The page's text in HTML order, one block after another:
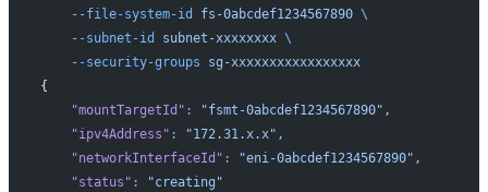
    --file-system-id
fs-0abcdef1234567890 \
    --subnet-id
subnet-xxxxxxxx \
    --security-groups
sg-xxxxxxxxxxxxxxxxx
{
    "mountTargetId"
:
"fsmt-0abcdef1234567890",
    "ipv4Address"
:
"172.31.x.x",
    "networkInterfaceId"
:
"eni-0abcdef1234567890",
    "status"
:
"creating"